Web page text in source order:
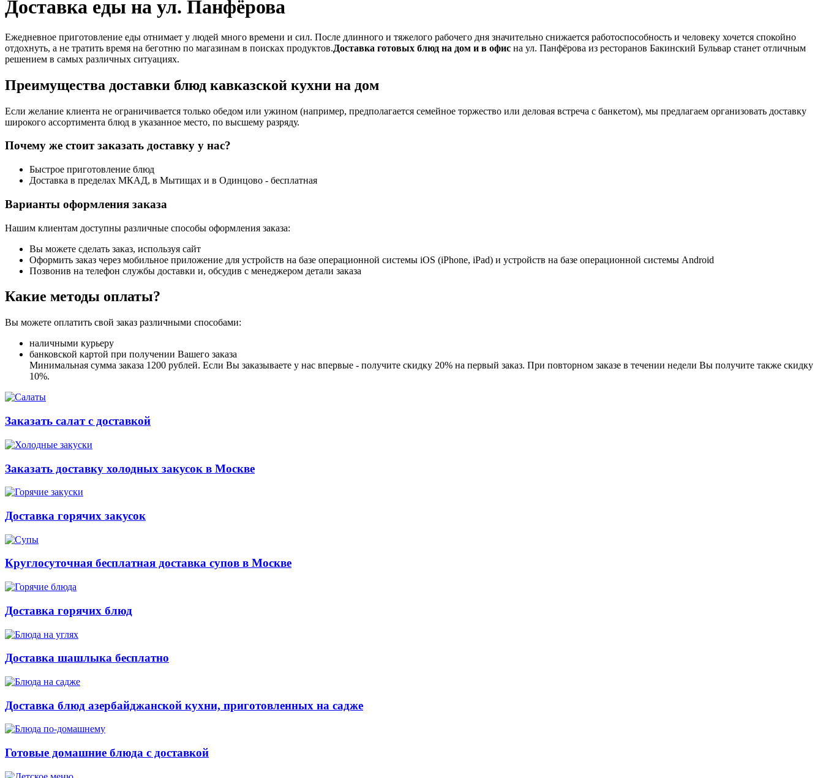
Доставка еды на ул. Панфёрова
Ежедневное приготовление еды отнимает у людей много времени и сил. После длинного и тяжелого рабочего дня значительно снижается работоспособность и человеку хочется спокойно
отдохнуть, а не тратить время на беготню по магазинам в поисках продуктов.Доставка готовых блюд на дом и в офис на ул. Панфёрова из ресторанов Бакинский Бульвар станет отличным
решением в самых различных ситуациях.
Преимущества доставки блюд кавказской кухни на дом
Если желание клиента не ограничивается только обедом или ужином (например, предполагается семейное торжество или деловая встреча с банкетом), мы предлагаем организовать доставку
широкого ассортимента блюд в указанное место, по высшему разряду.
Почему же стоит заказать доставку у нас?
Быстрое приготовление блюд
Доставка в пределах МКАД, в Мытищах и в Одинцово - бесплатная
Варианты оформления заказа
Нашим клиентам доступны различные способы оформления заказа:
Вы можете сделать заказ, используя сайт
Оформить заказ через мобильное приложение для устройств на базе операционной системы iOS (iPhone, iPad) и устройств на базе операционной системы Android
Позвонив на телефон службы доставки и, обсудив с менеджером детали заказа
Какие методы оплаты?
Вы можете оплатить свой заказ различными способами:
наличными курьеру
банковской картой при получении Вашего заказа
Минимальная сумма заказа 1200 рублей. Если Вы заказываете у нас впервые - получите скидку 20% на первый заказ. При повторном заказе в течении недели Вы получите также скидку
10%.
Заказать салат с доставкой
Заказать доставку холодных закусок в Москве
Доставка горячих закусок
Круглосуточная бесплатная доставка супов в Москве
Доставка горячих блюд
Доставка шашлыка бесплатно
Доставка блюд азербайджанской кухни, приготовленных на садже
Готовые домашние блюда с доставкой